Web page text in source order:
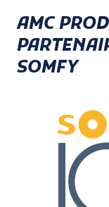
AMC
SOMFY